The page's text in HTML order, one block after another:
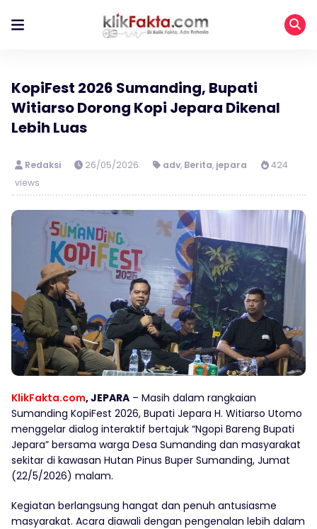
KopiFest 2026 Sumanding, Bupati
Witiarso Dorong Kopi Jepara Dikenal
Lebih Luas
Redaksi 26/05/2026 adv, Berita, jepara
424
views
KlikFakta.com, JEPARA – Masih dalam rangkaian
Sumanding KopiFest 2026, Bupati Jepara H. Witiarso Utomo
menggelar dialog interaktif bertajuk “Ngopi Bareng Bupati
Jepara” bersama warga Desa Sumanding dan masyarakat
sekitar di kawasan Hutan Pinus Buper Sumanding, Jumat
(22/5/2026) malam.
Kegiatan berlangsung hangat dan penuh antusiasme
masyarakat. Acara diawali dengan pengenalan lebih dalam